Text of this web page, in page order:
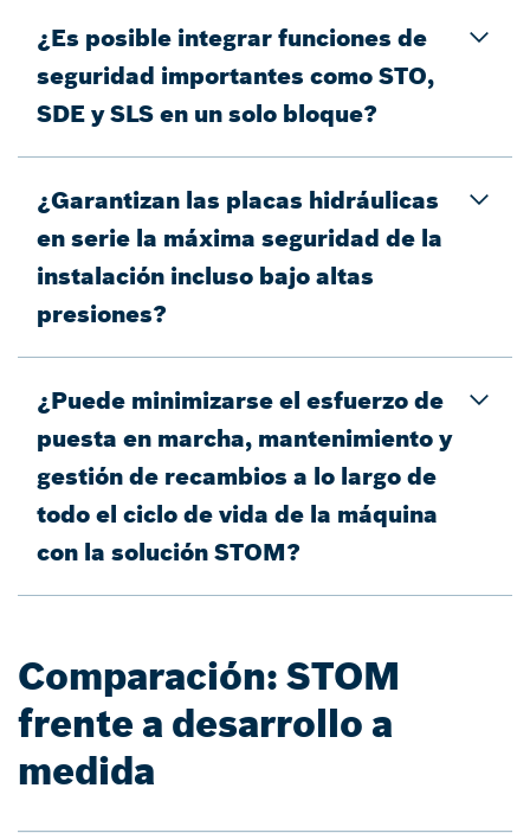
¿Es posible integrar funciones de
seguridad importantes como STO,
SDE y SLS en un solo bloque?
¿Garantizan las placas hidráulicas
en serie la máxima seguridad de la
instalación incluso bajo altas
presiones?
¿Puede minimizarse el esfuerzo de
puesta en marcha, mantenimiento y
gestión de recambios a lo largo de
todo el ciclo de vida de la máquina
con la solución STOM?
Comparación: STOM
frente a desarrollo a
medida